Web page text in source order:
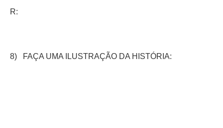
R:
8) FAÇA UMA ILUSTRAÇÃO DA HISTÓRIA: